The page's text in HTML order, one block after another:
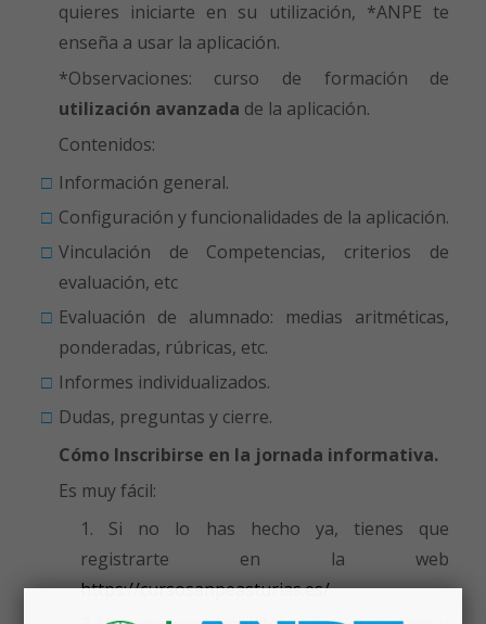
quieres iniciarte en su utilización, *ANPE te
enseña a usar la aplicación.
*Observaciones: curso de formación de
utilización avanzada de la aplicación.
Contenidos:
Información general.
Configuración y funcionalidades de la aplicación.
Vinculación de Competencias, criterios de
evaluación, etc
Evaluación de alumnado: medias aritméticas,
ponderadas, rúbricas, etc.
Informes individualizados.
Dudas, preguntas y cierre.
Cómo Inscribirse en la jornada informativa.
Es muy fácil:
Si no lo has hecho ya, tienes que
registrarte en la web
https://cursosanpeasturias.es/